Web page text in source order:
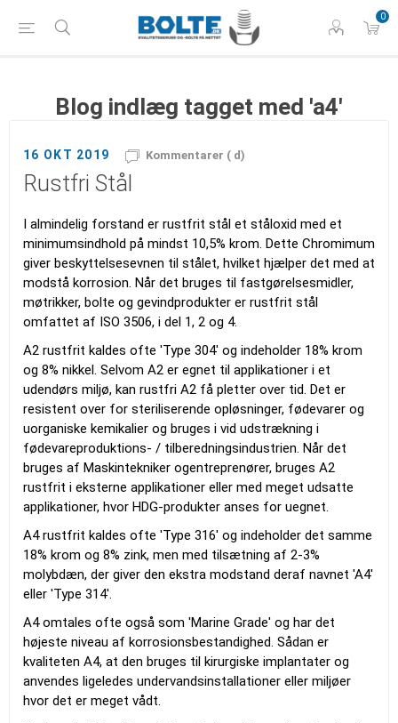
0
Blog indlæg tagget med 'a4'
16 OKT 2019 Kommentarer ( d)
Rustfri Stål
I almindelig forstand er rustfrit stål et ståloxid med et
minimumsindhold på mindst 10,5% krom. Dette Chromimum
giver beskyttelsesevnen til stålet, hvilket hjælper det med at
modstå korrosion. Når det bruges til fastgørelsesmidler,
møtrikker, bolte og gevindprodukter er rustfrit stål
omfattet af ISO 3506, i del 1, 2 og 4.
A2 rustfrit kaldes ofte 'Type 304' og indeholder 18% krom
og 8% nikkel. Selvom A2 er egnet til applikationer i et
udendørs miljø, kan rustfri A2 få pletter over tid. Det er
resistent over for steriliserende opløsninger, fødevarer og
uorganiske kemikalier og bruges i vid udstrækning i
fødevareproduktions- / tilberedningsindustrien. Når det
bruges af Maskintekniker ogentreprenører, bruges A2
rustfrit i eksterne applikationer eller med meget udsatte
applikationer, hvor HDG-produkter anses for uegnet.
A4 rustfrit kaldes ofte 'Type 316' og indeholder det samme
18% krom og 8% zink, men med tilsætning af 2-3%
molybdæn, der giver den ekstra modstand deraf navnet 'A4'
eller 'Type 314'.
A4 omtales ofte også som 'Marine Grade' og har det
højeste niveau af korrosionsbestandighed. Sådan er
kvaliteten A4, at den bruges til kirurgiske implantater og
anvendes ligeledes undervandsinstallationer eller miljøer
hvor det er meget vådt.